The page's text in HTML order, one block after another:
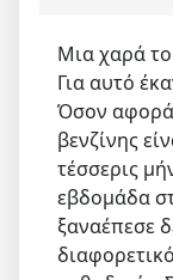
Μια χαρά
Για αυτό
Όσον αφορά
βενζίνης
τέσσερις
εβδομάδα
ξαναέπεσε